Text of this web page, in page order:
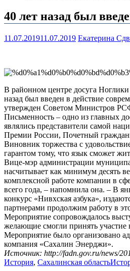
40 лет назад был
11.07.201911.07.2019 Екатерина
В районном центре досуга Ноглики
назад был введен в действие
утвержден Советом Министров
Письменность – одно из главных
являлись представители самой
Премии России, Почетный
Виновник торжества с
гарантом тому, что язык сможет
Вице-мэр администрации
насчитывает как минимум десять
комплексной работе компании в
всего года, – напомнила она. – В
конкурс «Нивхская азбука»,
партнерами продолжим работу в
Мероприятие сопровождалось
желающие смогли принять
Мероприятие было организовано
компания «Сахалин Энерджи».
Источник: http://fadn.gov.ru/news/
История, Сахалинская область